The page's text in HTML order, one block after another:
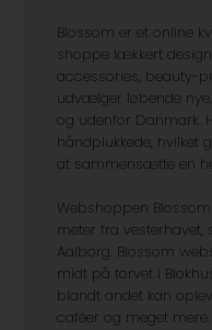
Blossom er et online
shoppe lækkert
accessories, beauty-
udvælger løbende
og udenfor Danmark.
håndplukkede, hvilket
at sammensætte en
Webshoppen
meter fra
Aalborg. Blossom
midt på torvet i
blandt andet kan
caféer og meget mere.